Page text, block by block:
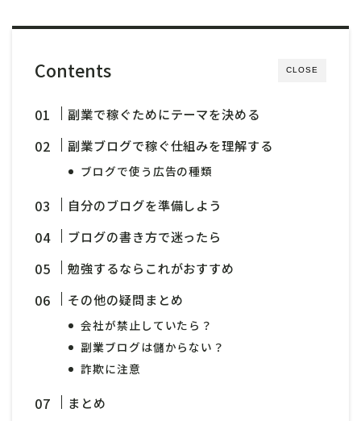
CLOSE
Contents
副業で稼ぐためにテーマを決める
副業ブログで稼ぐ仕組みを理解する
ブログで使う広告の種類
自分のブログを準備しよう
ブログの書き方で迷ったら
勉強するならこれがおすすめ
その他の疑問まとめ
会社が禁止していたら？
副業ブログは儲からない？
詐欺に注意
まとめ